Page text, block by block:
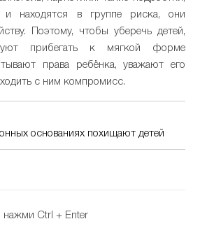
и находятся в группе риска, они
Поэтому, чтобы уберечь детей,
прибегать к мягкой форме
права ребёнка, уважают его
с ним компромисс.
основаниях похищают детей
Ctrl + Enter